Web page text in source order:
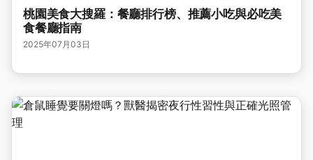
桃園美食大搜羅：餐廳排行榜、推薦小吃與必吃美
食餐廳指南
2025年07月03日